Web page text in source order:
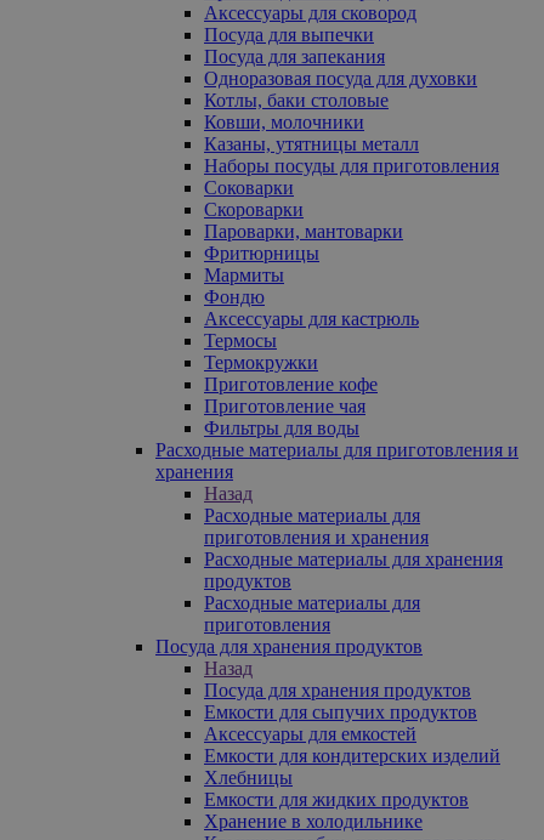
Аксессуары для сковород
Посуда для выпечки
Посуда для запекания
Одноразовая посуда для духовки
Котлы, баки столовые
Ковши, молочники
Казаны, утятницы металл
Наборы посуды для приготовления
Соковарки
Скороварки
Пароварки, мантоварки
Фритюрницы
Мармиты
Фондю
Аксессуары для кастрюль
Термосы
Термокружки
Приготовление кофе
Приготовление чая
Фильтры для воды
Расходные материалы для приготовления и
хранения
Назад
Расходные материалы для
приготовления и хранения
Расходные материалы для хранения
продуктов
Расходные материалы для
приготовления
Посуда для хранения продуктов
Назад
Посуда для хранения продуктов
Емкости для сыпучих продуктов
Аксессуары для емкостей
Емкости для кондитерских изделий
Хлебницы
Емкости для жидких продуктов
Хранение в холодильнике